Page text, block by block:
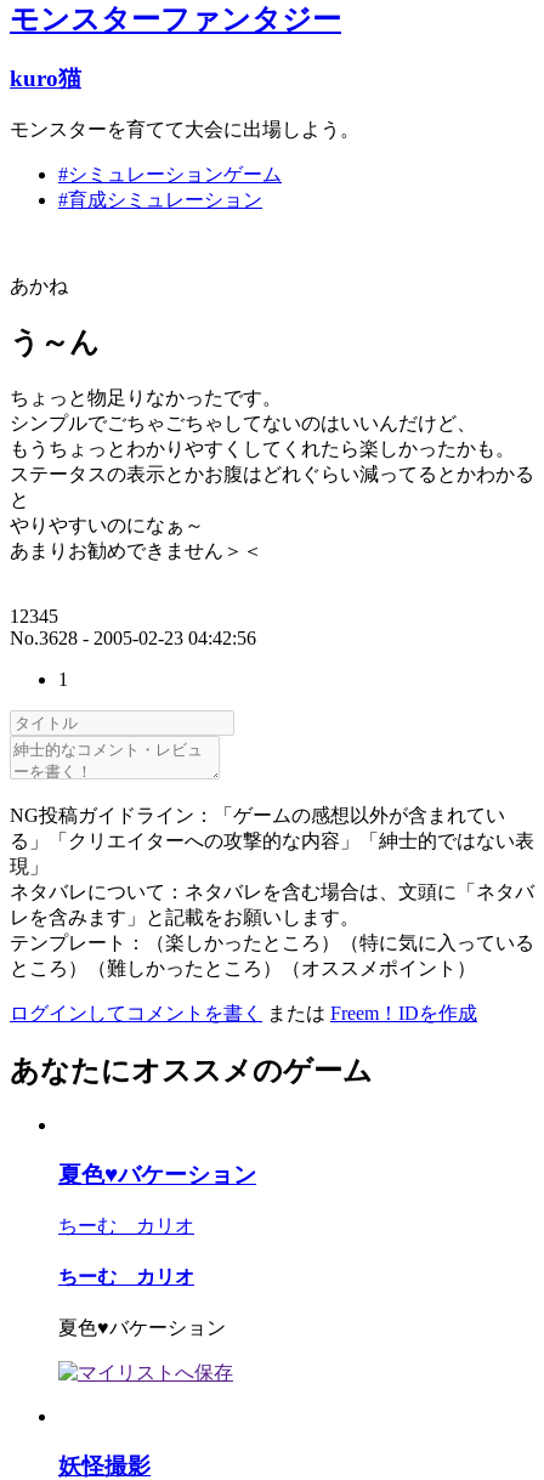
モンスターファンタジー
kuro猫
モンスターを育てて大会に出場しよう。
#シミュレーションゲーム
#育成シミュレーション
あかね
う～ん
ちょっと物足りなかったです。
シンプルでごちゃごちゃしてないのはいいんだけど、
もうちょっとわかりやすくしてくれたら楽しかったかも。
ステータスの表示とかお腹はどれぐらい減ってるとかわかる
と
やりやすいのになぁ～
あまりお勧めできません＞＜
12345
No.3628 - 2005-02-23 04:42:56
1
NG投稿ガイドライン：「ゲームの感想以外が含まれてい
る」「クリエイターへの攻撃的な内容」「紳士的ではない表
現」
ネタバレについて：ネタバレを含む場合は、文頭に「ネタバ
レを含みます」と記載をお願いします。
テンプレート：（楽しかったところ）（特に気に入っている
ところ）（難しかったところ）（オススメポイント）
ログインしてコメントを書く または Freem！IDを作成
あなたにオススメのゲーム
夏色♥バケーション
ちーむ カリオ
ちーむ カリオ
夏色♥バケーション
妖怪撮影